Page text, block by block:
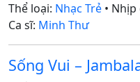
Thể loại: Nhạc Trẻ •
Ca sĩ: Minh Thư
Sống Vui –